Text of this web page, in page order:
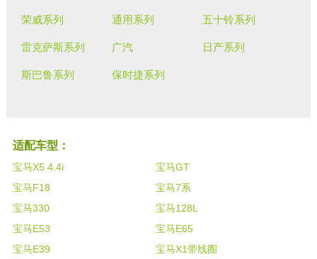
荣威系列 通用系列 五十铃系列
雷克萨斯系列 广汽 日产系列
斯巴鲁系列 保时捷系列
适配车型：
宝马X5 4.4i
宝马GT
宝马F18
宝马7系
宝马330
宝马128L
宝马E53
宝马E65
宝马E39
宝马X1带线圈